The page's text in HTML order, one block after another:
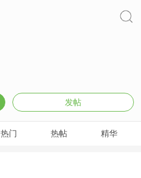
发帖
热门 热帖 精华